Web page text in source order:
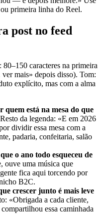
primeira linha do Reel.
post no feed
caracteres na primeira
mais» depois disso). Tom:
explícito, mas com a alma
quem está na mesa do que
Resto da legenda: «E em 2026
dividir essa mesa com a
padaria, confeitaria, salão
o ano todo esqueceu de
ouve uma música que
fica aqui torcendo por
B2C.
crescer junto é mais leve
«Obrigada a cada cliente,
essa caminhada